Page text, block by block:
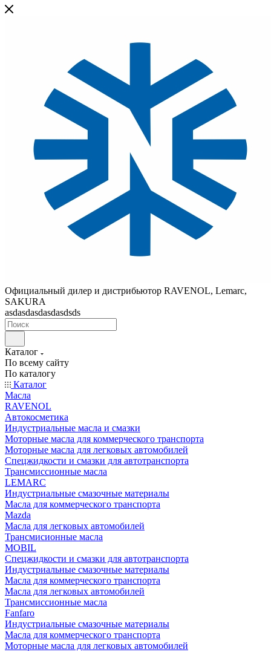
Официальный дилер и дистрибьютор RAVENOL, Lemarc,
SAKURA
asdasdasdasdasdsds
Каталог
По всему сайту
По каталогу
Каталог
Масла
RAVENOL
Автокосметика
Индустриальные масла и смазки
Моторные масла для коммерческого транспорта
Моторные масла для легковых автомобилей
Спецжидкости и смазки для автотранспорта
Трансмиссионные масла
LEMARC
Индустриальные смазочные материалы
Масла для коммерческого транспорта
Mazda
Масла для легковых автомобилей
Трансмисионные масла
MOBIL
Cпецжидкости и смазки для автотранспорта
Индустриальные смазочные материалы
Масла для коммерческого транспорта
Масла для легковых автомобилей
Трансмиссионные масла
Fanfaro
Индустриальные смазочные материалы
Масла для коммерческого транспорта
Моторные масла для легковых автомобилей